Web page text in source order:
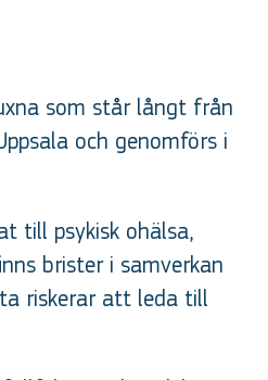
som står långt från
och genomförs i
till psykisk ohälsa,
brister i samverkan
riskerar att leda till